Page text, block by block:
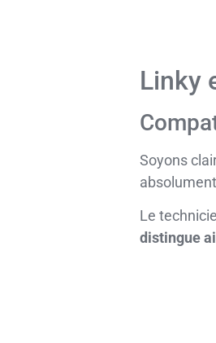
Linky
Soyons
Le
distingue